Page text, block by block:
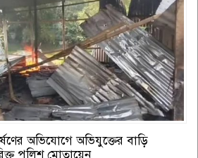
অভিযোগে অভিযুক্তের বাড়ি
পুলিশ মোতায়েন